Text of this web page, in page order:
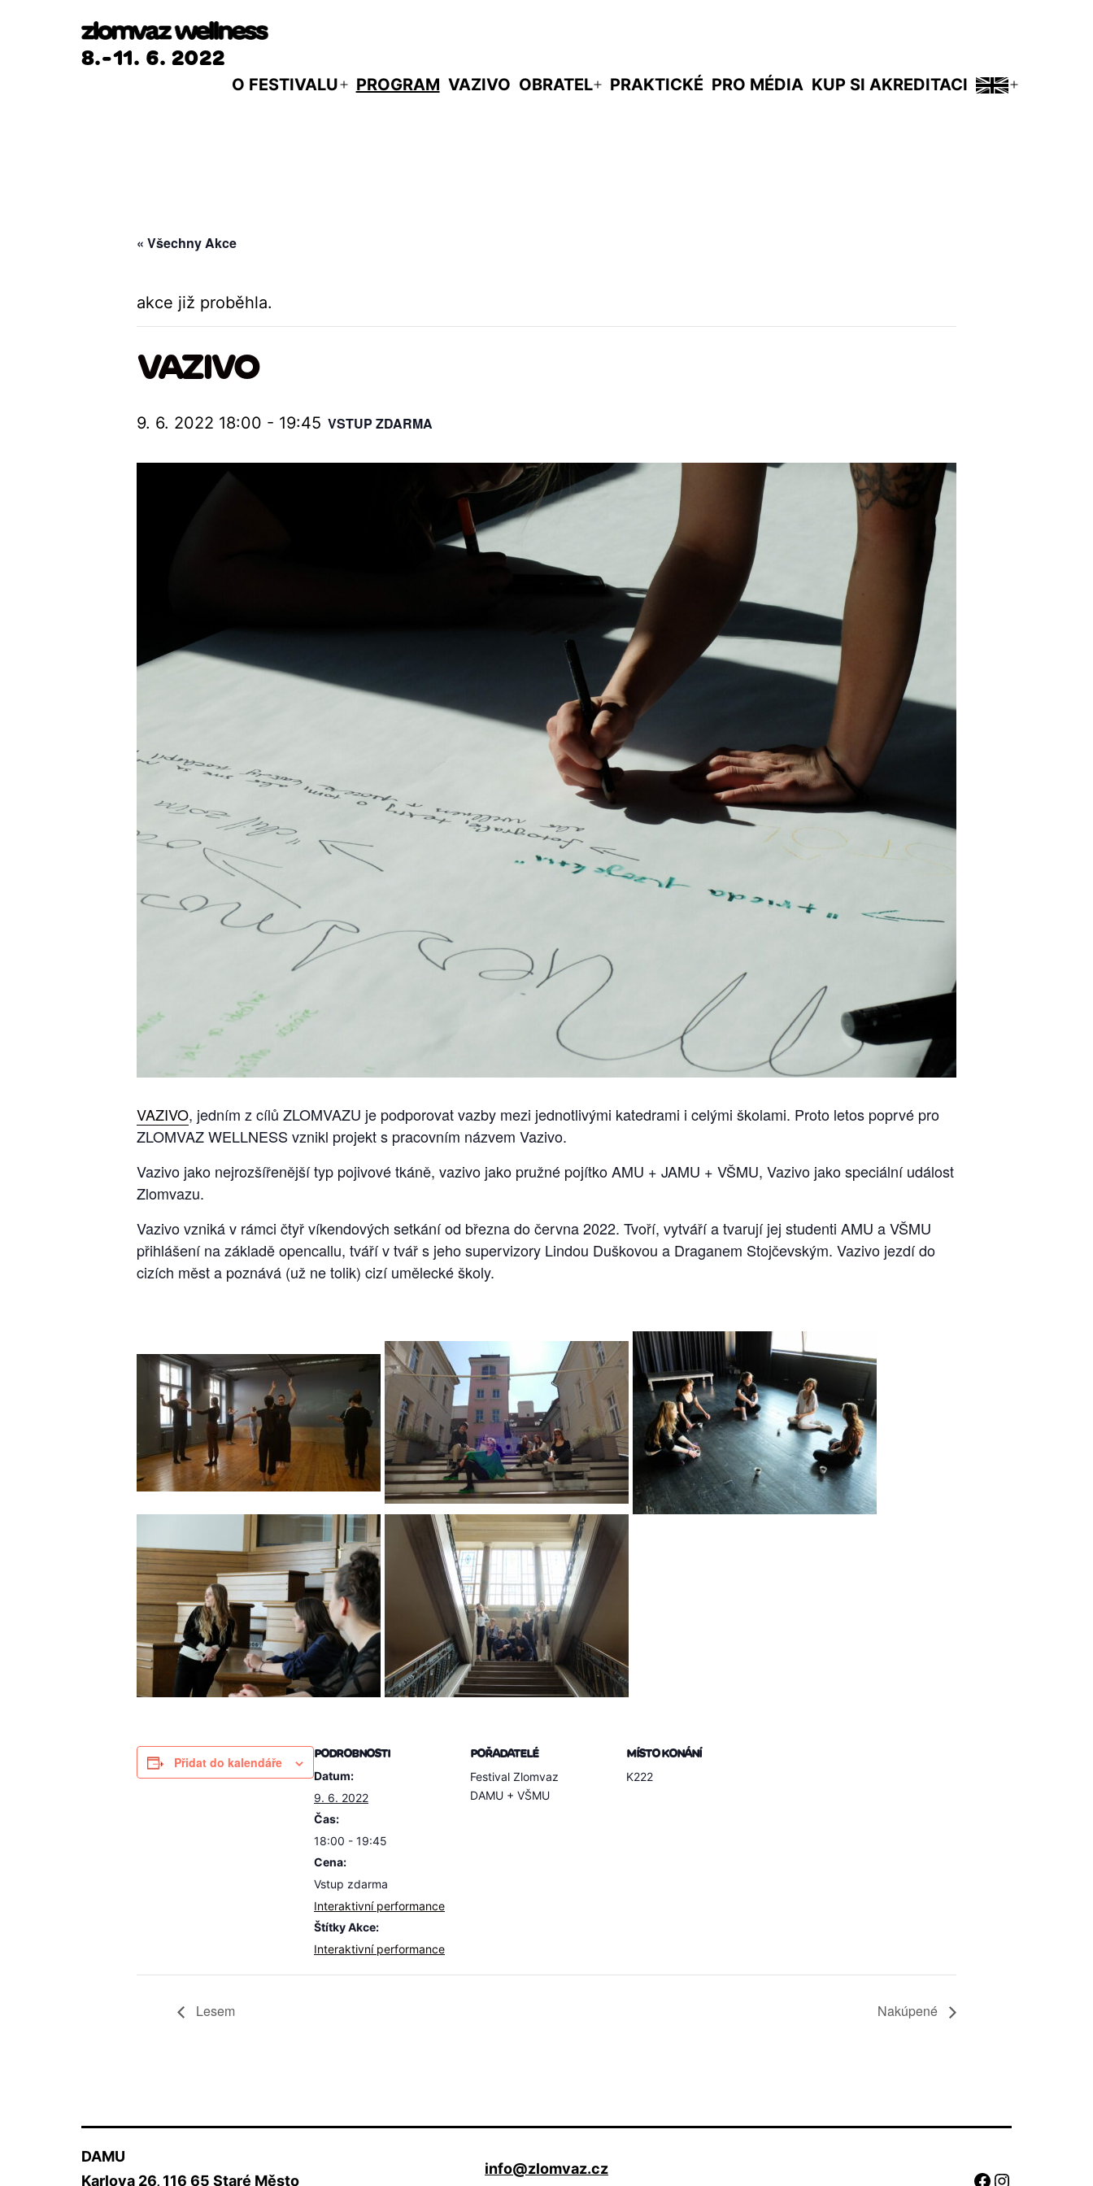
8.-11. 6. 2022
O FESTIVALU
Otevřít
PROGRAM VAZIVO OBRATEL
Otevřít
PRAKTICKÉ PRO MÉDIA KUP SI AKREDITACI
« Všechny Akce
akce již proběhla.
VAZIVO
9. 6. 2022 18:00 - 19:45 VSTUP ZDARMA
VAZIVO, jedním z cílů ZLOMVAZU je podporovat vazby mezi jednotlivými katedrami i celými školami. Proto letos poprvé pro
ZLOMVAZ WELLNESS vznikl projekt s pracovním názvem Vazivo.
Vazivo jako nejrozšířenější typ pojivové tkáně, vazivo jako pružné pojítko AMU + JAMU + VŠMU, Vazivo jako speciální událost
Zlomvazu.
Vazivo vzniká v rámci čtyř víkendových setkání od března do června 2022. Tvoří, vytváří a tvarují jej studenti AMU a VŠMU
přihlášení na základě opencallu, tváří v tvář s jeho supervizory Lindou Duškovou a Draganem Stojčevským. Vazivo jezdí do
cizích měst a poznává (už ne tolik) cizí umělecké školy.
Přidat do kalendáře
PODROBNOSTI
Datum:
9. 6. 2022
Čas:
18:00 - 19:45
Cena:
Vstup zdarma
Interaktivní performance
Štítky Akce:
Interaktivní performance
POŘADATELÉ
Festival Zlomvaz
DAMU + VŠMU
MÍSTO KONÁNÍ
K222
Lesem Nakúpené
DAMU
Karlova 26, 116 65 Staré Město
info@zlomvaz.cz
Facebook
Instagram